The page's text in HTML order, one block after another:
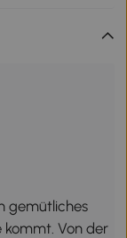
gemütliches
kommt. Von der